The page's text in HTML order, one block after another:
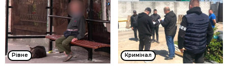
Рівне Кримінал